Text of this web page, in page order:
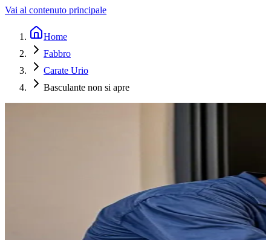
Vai al contenuto principale
Home
Fabbro
Carate Urio
Basculante non si apre